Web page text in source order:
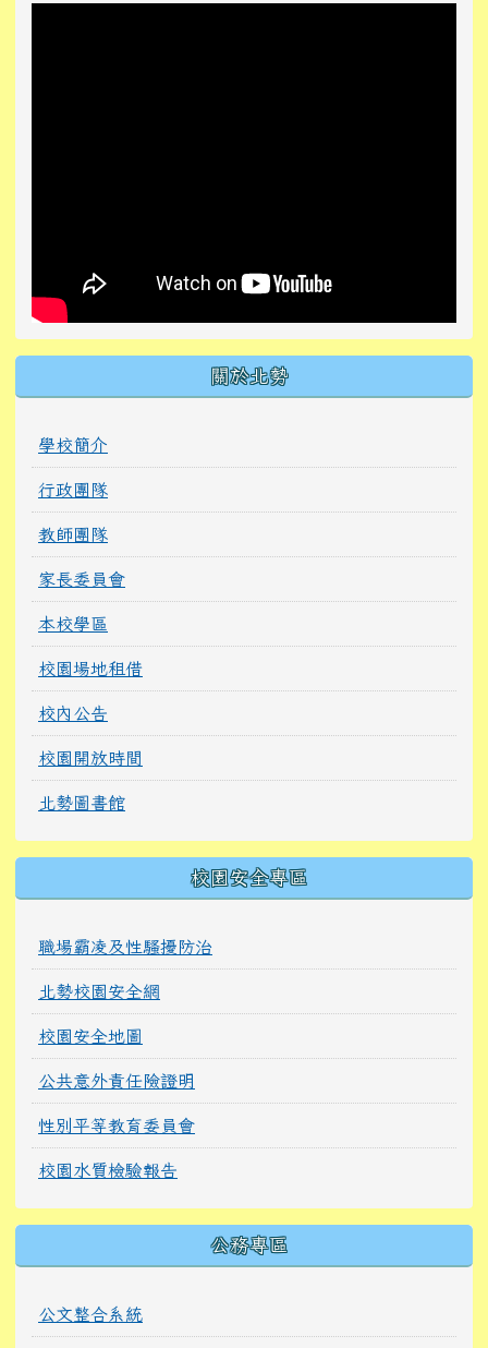
關於北勢
學校簡介
行政團隊
教師團隊
家長委員會
本校學區
校園場地租借
校內公告
校園開放時間
北勢圖書館
校園安全專區
職場霸凌及性騷擾防治
北勢校園安全網
校園安全地圖
公共意外責任險證明
性別平等教育委員會
校園水質檢驗報告
公務專區
公文整合系統